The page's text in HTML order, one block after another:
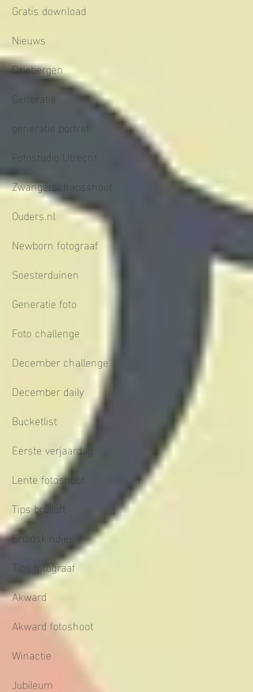
Gratis download
Nieuws
Driebergen
Generatie
generatie portret
Fotostudio Utrecht
Zwangerschapsshoot
Ouders.nl
Newborn fotograaf
Soesterduinen
Generatie foto
Foto challenge
December challenge
December daily
Bucketlist
Eerste verjaardag
Lente fotoshoot
Tips bruiloft
Bruidskindjes
Tips fotograaf
Akward
Akward fotoshoot
Winactie
Jubileum